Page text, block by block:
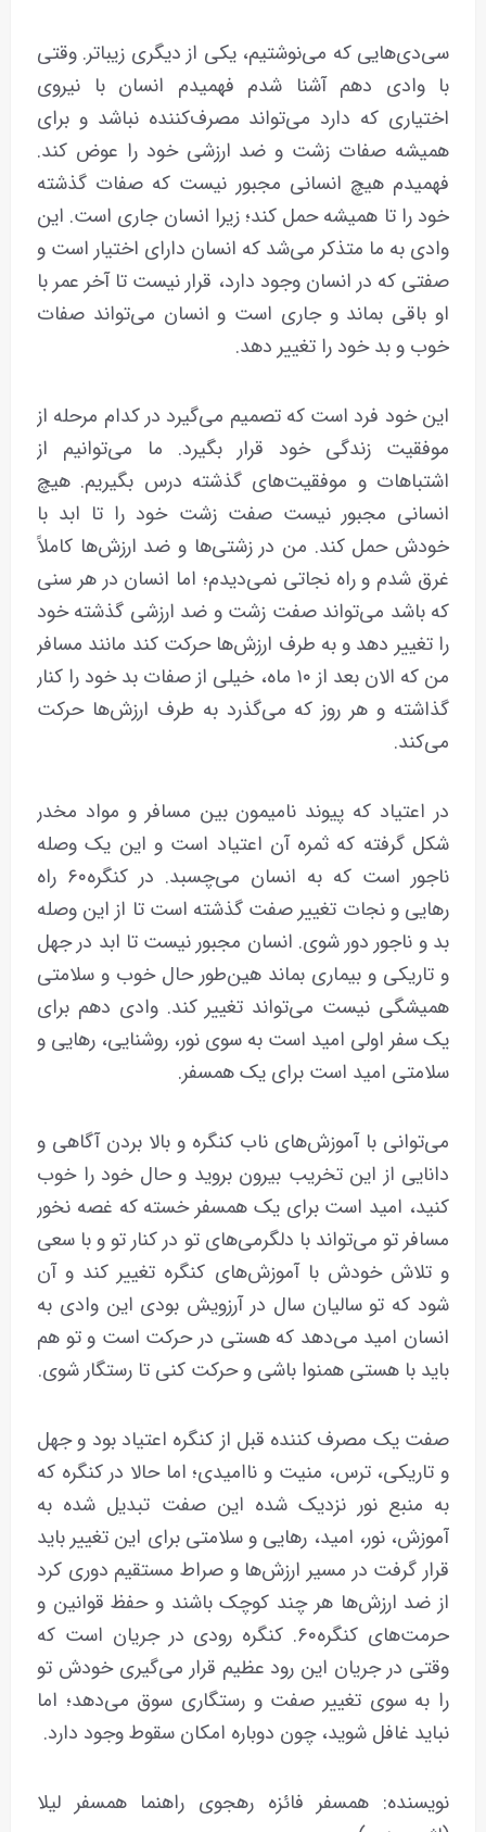
سی‌دی‌هایی که می‌نوشتیم، یکی از دیگری زیباتر. وقتی
با وادی دهم آشنا شدم فهمیدم انسان با نیروی
اختیاری که دارد می‌تواند مصرف‌کننده نباشد و برای
همیشه صفات زشت و ضد ارزشی خود را عوض کند.
فهمیدم هیچ انسانی مجبور نیست که صفات گذشته
خود را تا همیشه حمل کند؛ زیرا انسان جاری است. این
وادی به ما متذکر می‌شد که انسان دارای اختیار است و
صفتی که در انسان وجود دارد، قرار نیست تا آخر عمر با
او باقی بماند و جاری است و انسان می‌تواند صفات
خوب و بد خود را تغییر دهد.
این خود فرد است که تصمیم می‌گیرد در کدام مرحله از
موفقیت زندگی خود قرار بگیرد. ما می‌توانیم از
اشتباهات و موفقیت‌های گذشته‌ درس بگیریم. هیچ
انسانی مجبور نیست صفت زشت خود را تا ابد با
خودش حمل کند. من در زشتی‌ها و ضد ارزش‌ها کاملاً
غرق شدم و راه نجاتی نمی‌دیدم؛ اما انسان در هر سنی
که باشد می‌تواند صفت زشت و ضد ارزشی گذشته خود
را تغییر دهد و به طرف ارزش‌ها حرکت کند مانند مسافر
من که الان بعد از ۱۰ ماه، خیلی از صفات بد خود را کنار
گذاشته و هر روز که می‌گذرد به طرف ارزش‌ها حرکت
می‌کند.
در اعتیاد که پیوند نامیمون بین مسافر و مواد مخدر
شکل گرفته که ثمره آن اعتیاد است و این یک وصله
ناجور است که به انسان می‌چسبد. در کنگره۶۰ راه
رهایی و نجات تغییر صفت گذشته است تا از این وصله
بد و ناجور دور شوی. انسان مجبور نیست تا ابد در جهل
و تاریکی و بیماری بماند هین‌طور حال خوب و سلامتی
همیشگی نیست می‌تواند تغییر کند. وادی دهم برای
یک سفر اولی امید است به سوی نور، روشنایی، رهایی و
سلامتی امید است برای یک همسفر.
می‌توانی با آموزش‌های ناب کنگره و بالا بردن آگاهی و
دانایی از این تخریب بیرون بروید و حال خود را خوب
کنید، امید است برای یک همسفر خسته که غصه نخور
مسافر تو می‌تواند با دلگرمی‌های تو در کنار تو و با سعی
و تلاش خودش با آموزش‌های کنگره تغییر کند و آن
شود که تو سالیان سال در آرزویش بودی این وادی به
انسان امید می‌دهد که هستی در حرکت است و تو هم
باید با هستی همنوا باشی و حرکت کنی تا رستگار شوی.
صفت یک مصرف کننده قبل از کنگره اعتیاد بود و جهل
و تاریکی، ترس، منیت و ناامیدی؛ اما حالا در کنگره که
به منبع نور نزدیک شده این صفت تبدیل شده به
آموزش، نور، امید، رهایی و سلامتی برای این تغییر باید
قرار گرفت در مسیر ارزش‌ها و صراط مستقیم دوری کرد
از ضد ارزش‌ها هر چند کوچک باشند و حفظ قوانین و
حرمت‌های کنگره۶۰. کنگره رودی در جریان است که
وقتی در جریان این رود عظیم قرار می‌گیری خودش تو
را به سوی تغییر صفت و رستگاری سوق می‌دهد؛ اما
نباید غافل شوید، چون دوباره امکان سقوط وجود دارد.
نویسنده: همسفر فائزه رهجوی راهنما همسفر لیلا